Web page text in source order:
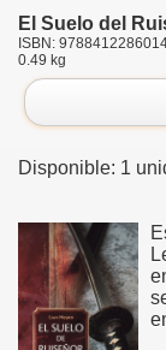
El Suelo del
ISBN:
0.49 kg
Disponible: 1